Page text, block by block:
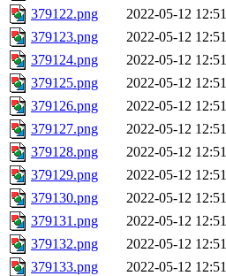
379122.png
2022-05-12 12:51
379123.png
2022-05-12 12:51
379124.png
2022-05-12 12:51
379125.png
2022-05-12 12:51
379126.png
2022-05-12 12:51
379127.png
2022-05-12 12:51
379128.png
2022-05-12 12:51
379129.png
2022-05-12 12:51
379130.png
2022-05-12 12:51
379131.png
2022-05-12 12:51
379132.png
2022-05-12 12:51
379133.png
2022-05-12 12:51